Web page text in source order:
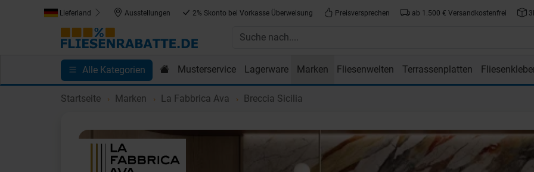
Lieferland Ausstellungen 2% Skonto bei Vorkasse Überweisung Preisversprechen ab 1.500 € Versandkostenfrei
Alle Kategorien Musterservice Lagerware Marken Fliesenwelten Terrassenplatten
Kundenprojekte Blog Einkaufen bei Fliesenrabatte.de
Startseite Marken La Fabbrica Ava Breccia Sicilia